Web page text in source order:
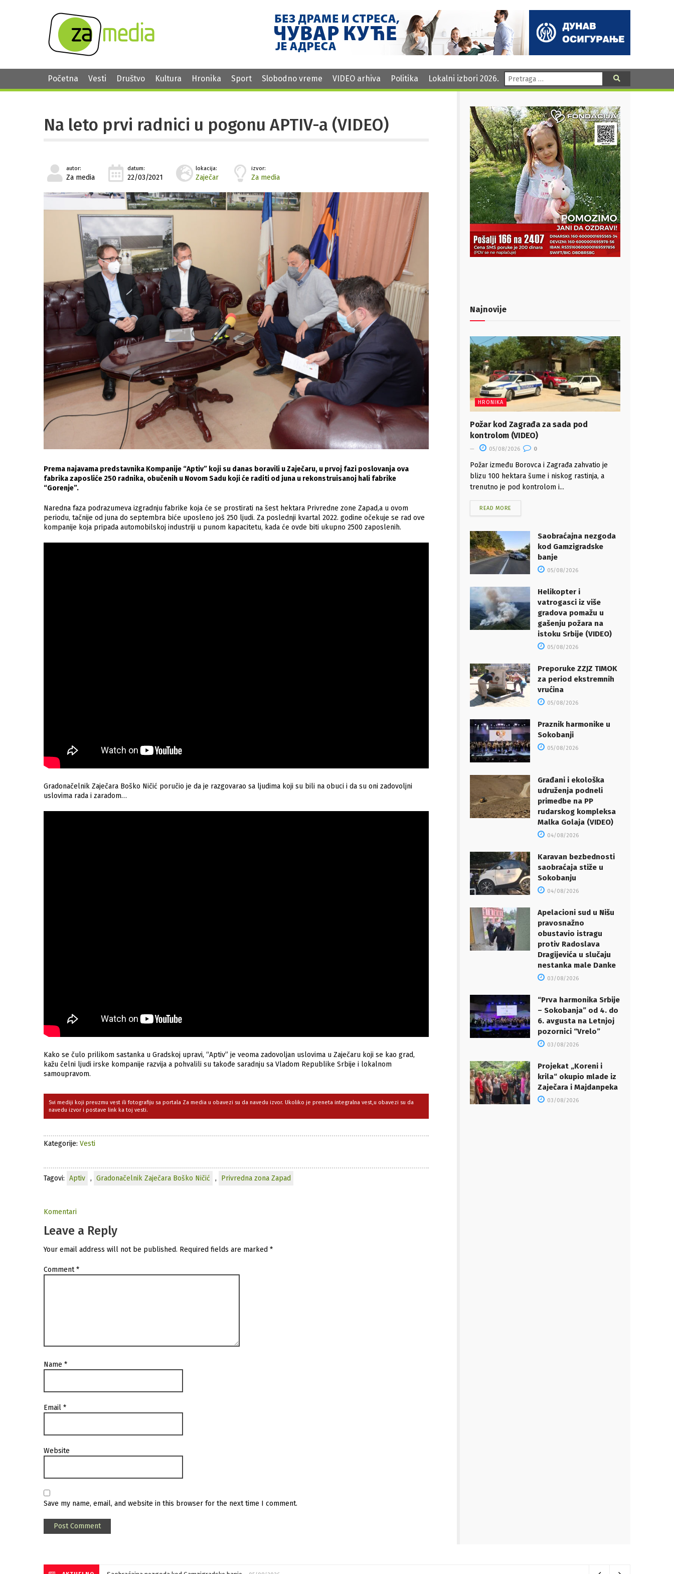
Početna Vesti Društvo Kultura Hronika Sport Slobodno vreme VIDEO arhiva Politika Lokalni izbori 2026. Pretraga:
Na leto prvi radnici u pogonu APTIV-a (VIDEO)
autor:
Za media
datum:
22/03/2021
lokacija:
Zaječar
izvor:
Za media
Prema najavama predstavnika Kompanije “Aptiv” koji su danas boravili u Zaječaru, u prvoj fazi poslovanja ova
fabrika zaposliće 250 radnika, obučenih u Novom Sadu koji će raditi od juna u rekonstruisanoj hali fabrike
“Gorenje”.
Naredna faza podrazumeva izgradnju fabrike koja će se prostirati na šest hektara Privredne zone Zapad,a u ovom
periodu, tačnije od juna do septembra biće uposleno još 250 ljudi. Za poslednji kvartal 2022. godine očekuje se rad ove
kompanije koja pripada automobilskoj industriji u punom kapacitetu, kada će ovde biti ukupno 2500 zaposlenih.
Gradonačelnik Zaječara Boško Ničić poručio je da je razgovarao sa ljudima koji su bili na obuci i da su oni zadovoljni
uslovima rada i zaradom…
Kako se čulo prilikom sastanka u Gradskoj upravi, “Aptiv” je veoma zadovoljan uslovima u Zaječaru koji se kao grad,
kažu čelni ljudi irske kompanije razvija a pohvalili su takođe saradnju sa Vladom Republike Srbije i lokalnom
samoupravom.
Svi mediji koji preuzmu vest ili fotografiju sa portala Za media u obavezi su da navedu izvor. Ukoliko je preneta integralna vest,u obavezi su da
navedu izvor i postave link ka toj vesti.
Kategorije: Vesti
Tagovi: Aptiv , Gradonačelnik Zaječara Boško Ničić , Privredna zona Zapad
Komentari
Leave a Reply
Your email address will not be published. Required fields are marked *
Comment*
Name *
Email *
Website
Save my name, email, and website in this browser for the next time I comment.
Najnovije
HRONIKA
Požar kod Zagrađa za sada pod
kontrolom (VIDEO)
05/08/2026 0
Požar između Borovca i Zagrađa zahvatio je
blizu 100 hektara šume i niskog rastinja, a
trenutno je pod kontrolom i...
READ MORE
Saobraćajna nezgoda
kod Gamzigradske
banje
05/08/2026
Helikopter i
vatrogasci iz više
gradova pomažu u
gašenju požara na
istoku Srbije (VIDEO)
05/08/2026
Preporuke ZZJZ TIMOK
za period ekstremnih
vrućina
05/08/2026
Praznik harmonike u
Sokobanji
05/08/2026
Građani i ekološka
udruženja podneli
primedbe na PP
rudarskog kompleksa
Malka Golaja (VIDEO)
04/08/2026
Karavan bezbednosti
saobraćaja stiže u
Sokobanju
04/08/2026
Apelacioni sud u Nišu
pravosnažno
obustavio istragu
protiv Radoslava
Dragijevića u slučaju
nestanka male Danke
03/08/2026
“Prva harmonika Srbije
– Sokobanja” od 4. do
6. avgusta na Letnjoj
pozornici “Vrelo”
03/08/2026
Projekat „Koreni i
krila“ okupio mlade iz
Zaječara i Majdanpeka
03/08/2026